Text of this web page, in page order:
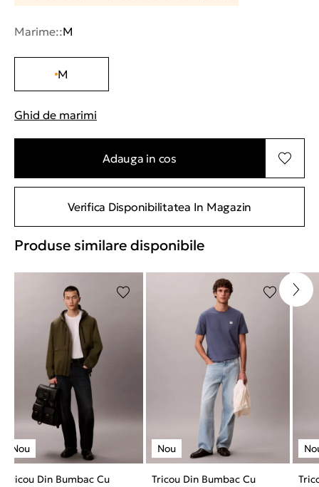
Marime::M
M
Ghid de marimi
Adauga in cos
Verifica Disponibilitatea In Magazin
Produse similare disponibile
Tricou Din Bumbac Cu
Tricou Din Bumbac Cu